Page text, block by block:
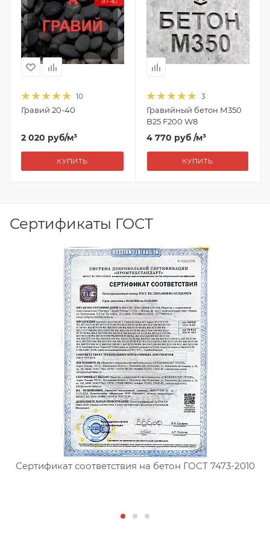
10
Гравий 20-40
2 020 руб/м³
КУПИТЬ
3
Гравийный бетон М350
B25 F200 W8
4 770 руб /м³
КУПИТЬ
Сертификаты ГОСТ
Сертификат соответствия на бетон ГОСТ 7473-2010